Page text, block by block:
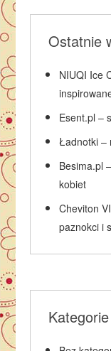
Ostatnie
NIUQI Ice
Esent.pl –
Ładnotki –
Besima.pl
kobiet
Cheviton
paznokci i
Kategorie